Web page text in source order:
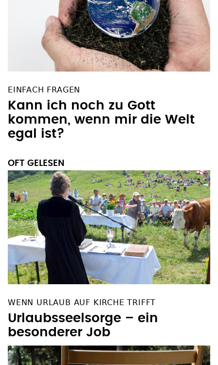
EINFACH FRAGEN
Kann ich noch zu Gott
kommen, wenn mir die Welt
egal ist?
OFT GELESEN
WENN URLAUB AUF KIRCHE TRIFFT
Urlaubsseelsorge – ein
besonderer Job